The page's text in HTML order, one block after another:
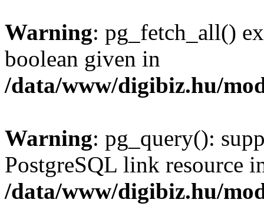
Warning: pg_fetch_all()
boolean given in
/data/www/digibiz.hu/
Warning: pg_query():
PostgreSQL link resource
/data/www/digibiz.hu/